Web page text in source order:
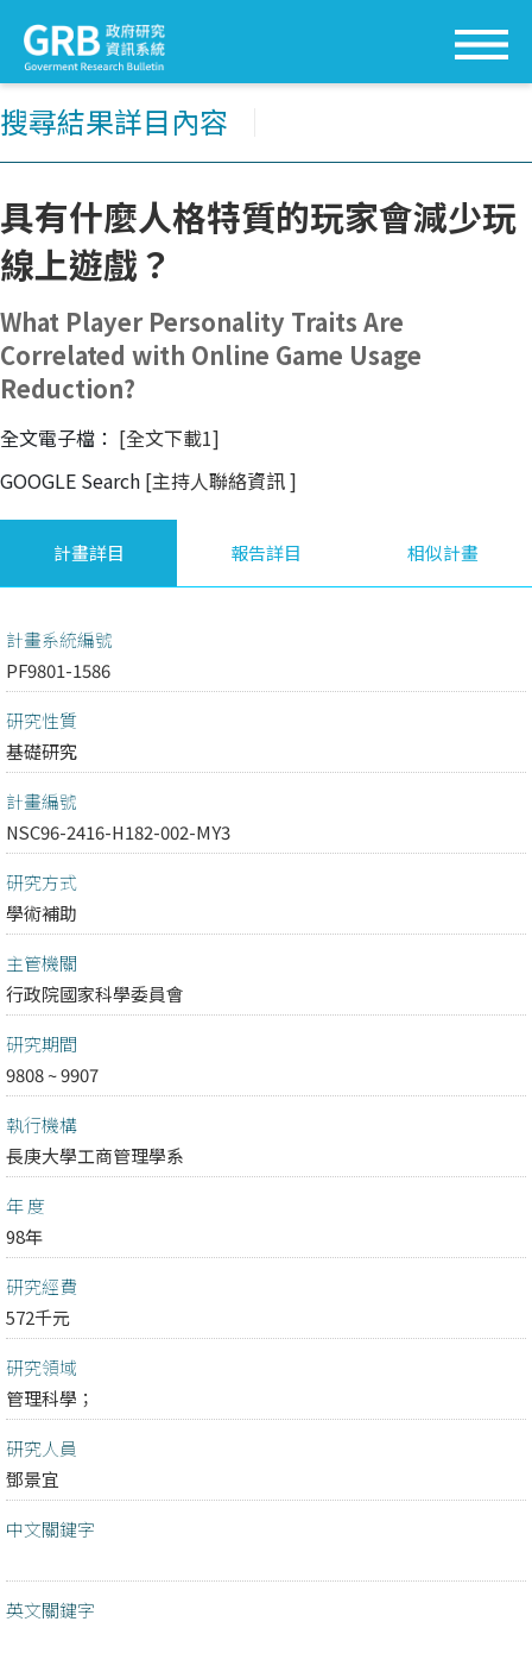
搜尋結果詳目內容
具有什麼人格特質的玩家會減少玩
線上遊戲？
What Player Personality Traits Are
Correlated with Online Game Usage
Reduction?
全文電子檔： [全文下載1]
GOOGLE Search [主持人聯絡資訊]
計畫詳目 報告詳目 相似計畫
計畫系統編號
PF9801-1586
研究性質
基礎研究
計畫編號
NSC96-2416-H182-002-MY3
研究方式
學術補助
主管機關
行政院國家科學委員會
研究期間
9808 ~ 9907
執行機構
長庚大學工商管理學系
年 度
98年
研究經費
572千元
研究領域
管理科學；
研究人員
鄧景宜
中文關鍵字
英文關鍵字